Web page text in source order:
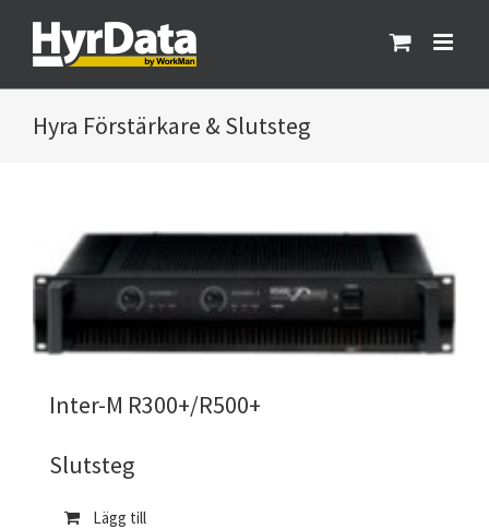
innehållet
Förstärkare & Slutsteg
Inter-M R300+/R500+
Slutsteg
Lägg till